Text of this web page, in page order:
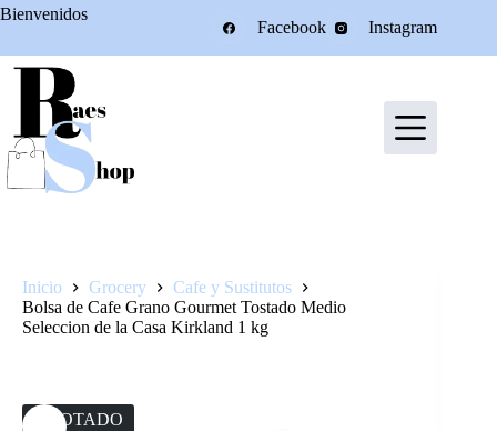
Saltar
Bienvenidos
Facebook Instagram
Inicio Grocery
Cafe y Sustitutos
Bolsa de Cafe Grano Gourmet Tostado Medio
Seleccion de la Casa Kirkland 1 kg
AGOTADO